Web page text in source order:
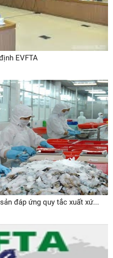
EVFTA
đáp ứng quy tắc xuất xứ...